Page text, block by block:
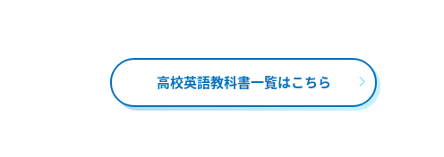
高校英語教科書一覧はこちら